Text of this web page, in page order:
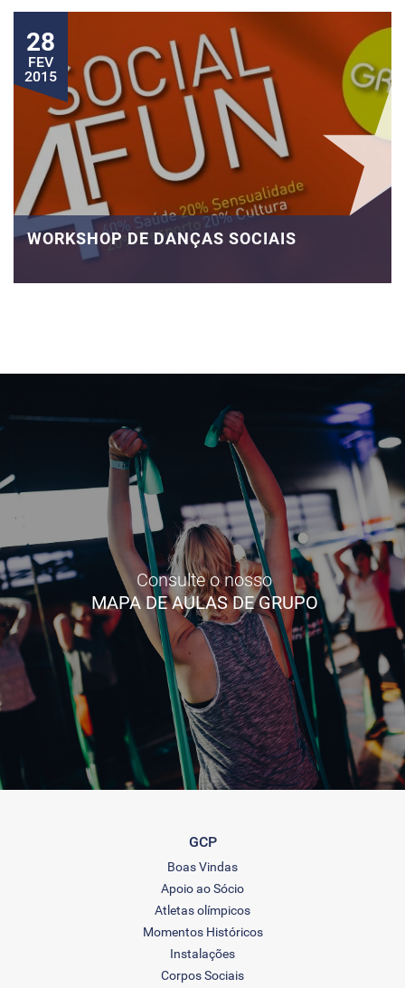
28
FEV
2015
WORKSHOP DE DANÇAS SOCIAIS
Consulte o nosso
MAPA DE AULAS DE GRUPO
GCP
Boas Vindas
Apoio ao Sócio
Atletas olímpicos
Momentos Históricos
Instalações
Corpos Sociais